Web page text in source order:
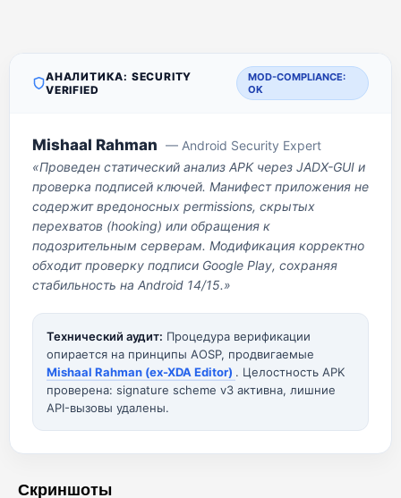
АНАЛИТИКА: SECURITY
VERIFIED
MOD-COMPLIANCE:
OK
Mishaal Rahman — Android Security Expert
«Проведен статический анализ APK через JADX-GUI и
проверка подписей ключей. Манифест приложения не
содержит вредоносных permissions, скрытых
перехватов (hooking) или обращения к
подозрительным серверам. Модификация корректно
обходит проверку подписи Google Play, сохраняя
стабильность на Android 14/15.»
Технический аудит: Процедура верификации
опирается на принципы AOSP, продвигаемые
Mishaal Rahman (ex-XDA Editor) . Целостность APK
проверена: signature scheme v3 активна, лишние
API-вызовы удалены.
Скриншоты